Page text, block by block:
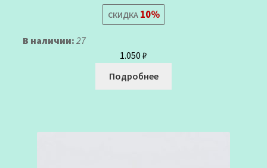
СКИДКА10%
В наличии: 27
1.050 ₽
Подробнее